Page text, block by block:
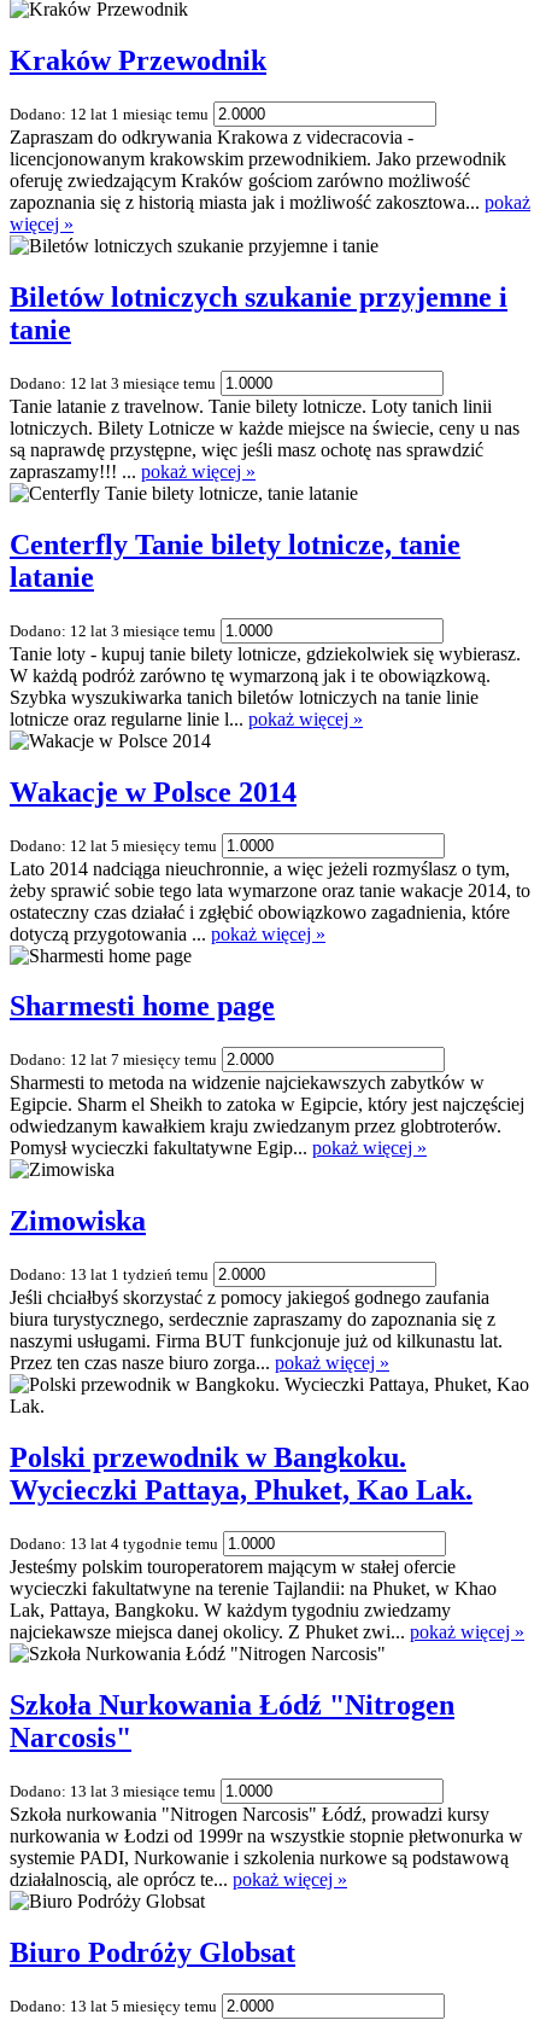
Kraków Przewodnik
Dodano: 12 lat 1 miesiąc temu
Zapraszam do odkrywania Krakowa z videcracovia -
licencjonowanym krakowskim przewodnikiem. Jako przewodnik
oferuję zwiedzającym Kraków gościom zarówno możliwość
zapoznania się z historią miasta jak i możliwość zakosztowa... pokaż
więcej »
Biletów lotniczych szukanie przyjemne i
tanie
Dodano: 12 lat 3 miesiące temu
Tanie latanie z travelnow. Tanie bilety lotnicze. Loty tanich linii
lotniczych. Bilety Lotnicze w każde miejsce na świecie, ceny u nas
są naprawdę przystępne, więc jeśli masz ochotę nas sprawdzić
zapraszamy!!! ... pokaż więcej »
Centerfly Tanie bilety lotnicze, tanie
latanie
Dodano: 12 lat 3 miesiące temu
Tanie loty - kupuj tanie bilety lotnicze, gdziekolwiek się wybierasz.
W każdą podróż zarówno tę wymarzoną jak i te obowiązkową.
Szybka wyszukiwarka tanich biletów lotniczych na tanie linie
lotnicze oraz regularne linie l... pokaż więcej »
Wakacje w Polsce 2014
Dodano: 12 lat 5 miesięcy temu
Lato 2014 nadciąga nieuchronnie, a więc jeżeli rozmyślasz o tym,
żeby sprawić sobie tego lata wymarzone oraz tanie wakacje 2014, to
ostateczny czas działać i zgłębić obowiązkowo zagadnienia, które
dotyczą przygotowania ... pokaż więcej »
Sharmesti home page
Dodano: 12 lat 7 miesięcy temu
Sharmesti to metoda na widzenie najciekawszych zabytków w
Egipcie. Sharm el Sheikh to zatoka w Egipcie, który jest najczęściej
odwiedzanym kawałkiem kraju zwiedzanym przez globtroterów.
Pomysł wycieczki fakultatywne Egip... pokaż więcej »
Zimowiska
Dodano: 13 lat 1 tydzień temu
Jeśli chciałbyś skorzystać z pomocy jakiegoś godnego zaufania
biura turystycznego, serdecznie zapraszamy do zapoznania się z
naszymi usługami. Firma BUT funkcjonuje już od kilkunastu lat.
Przez ten czas nasze biuro zorga... pokaż więcej »
Polski przewodnik w Bangkoku.
Wycieczki Pattaya, Phuket, Kao Lak.
Dodano: 13 lat 4 tygodnie temu
Jesteśmy polskim touroperatorem mającym w stałej ofercie
wycieczki fakultatwyne na terenie Tajlandii: na Phuket, w Khao
Lak, Pattaya, Bangkoku. W każdym tygodniu zwiedzamy
najciekawsze miejsca danej okolicy. Z Phuket zwi... pokaż więcej »
Szkoła Nurkowania Łódź "Nitrogen
Narcosis"
Dodano: 13 lat 3 miesiące temu
Szkoła nurkowania "Nitrogen Narcosis" Łódź, prowadzi kursy
nurkowania w Łodzi od 1999r na wszystkie stopnie płetwonurka w
systemie PADI, Nurkowanie i szkolenia nurkowe są podstawową
działalnoscią, ale oprócz te... pokaż więcej »
Biuro Podróży Globsat
Dodano: 13 lat 5 miesięcy temu